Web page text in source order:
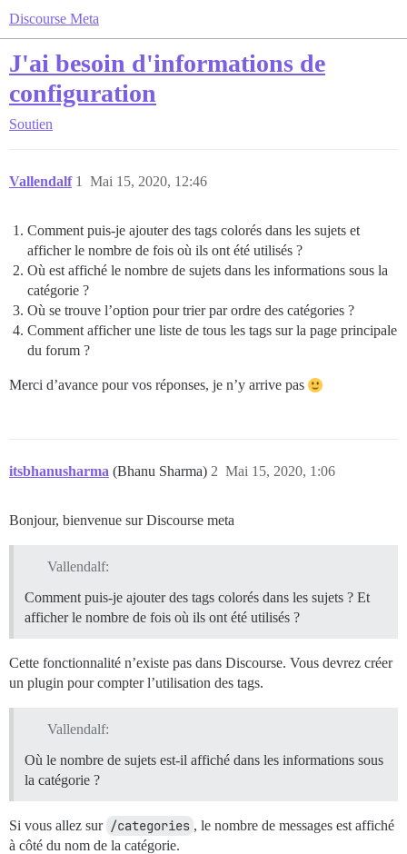
Discourse Meta
J'ai besoin d'informations de
configuration
Soutien
Vallendalf Mai 15, 2020, 12:46
1
Comment puis-je ajouter des tags colorés dans les sujets et
afficher le nombre de fois où ils ont été utilisés ?
Où est affiché le nombre de sujets dans les informations sous la
catégorie ?
Où se trouve l’option pour trier par ordre des catégories ?
Comment afficher une liste de tous les tags sur la page principale
du forum ?
Merci d’avance pour vos réponses, je n’y arrive pas
itsbhanusharma (Bhanu Sharma) Mai 15, 2020, 1:06
2
Bonjour, bienvenue sur Discourse meta
Vallendalf:
Comment puis-je ajouter des tags colorés dans les sujets ? Et
afficher le nombre de fois où ils ont été utilisés ?
Cette fonctionnalité n’existe pas dans Discourse. Vous devrez créer
un plugin pour compter l’utilisation des tags.
Vallendalf:
Où le nombre de sujets est-il affiché dans les informations sous
la catégorie ?
Si vous allez sur /categories , le nombre de messages est affiché
à côté du nom de la catégorie.